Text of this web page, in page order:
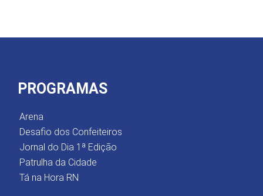
PROGRAMAS
Arena
Desafio dos Confeiteiros
Jornal do Dia 1ª Edição
Patrulha da Cidade
Tá na Hora RN